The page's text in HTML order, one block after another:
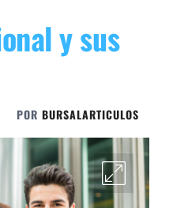
y sus
POR BURSALARTICULOS